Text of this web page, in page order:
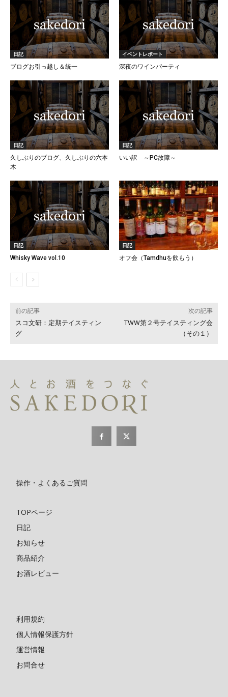
日記
ブログお引っ越し＆統一
イベントレポート
深夜のワインパーティ
日記
久しぶりのブログ、久しぶりの六本
木
日記
いい訳 ～PC故障～
日記
Whisky Wave vol.10
日記
オフ会（Tamdhuを飲もう）
前の記事
スコ文研：定期テイスティン
グ
次の記事
TWW第２号テイスティング会
（その１）
操作・よくあるご質問
TOPページ
日記
お知らせ
商品紹介
お酒レビュー
利用規約
個人情報保護方針
運営情報
お問合せ